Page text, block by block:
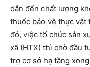
dẫn đến chất lượng
thuốc bảo vệ thực vật
đó, việc tổ chức sản
xã (HTX) thì chờ đầu
trợ cơ sở hạ tầng